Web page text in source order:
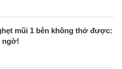
mũi 1 bên không thở được:
ngờ!